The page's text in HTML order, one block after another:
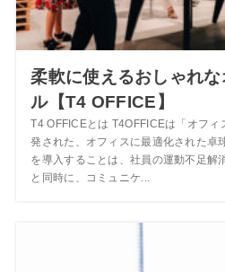
柔軟に使えるおしゃれ
ル【T4 OFFICE】
T4 OFFICEとは T4OFFICEは「オフィ
発された、オフィスに最適化された卓
を導入することは、社員の運動不足解
と同時に、コミュニケ...